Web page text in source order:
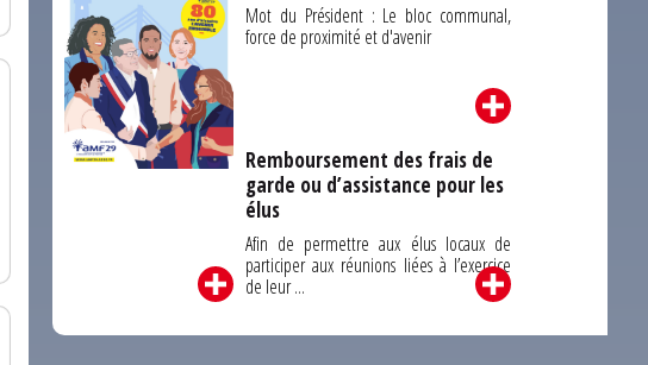
Mot du Président : Le bloc communal,
force de proximité et d'avenir
Remboursement des frais de
garde ou d’assistance pour les
élus
Afin de permettre aux élus locaux de
participer aux réunions liées à l’exercice
de leur ...